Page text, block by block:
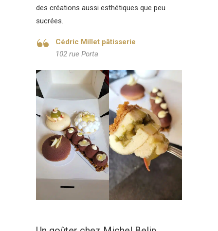
des créations aussi esthétiques que peu
sucrées.
Cédric Millet pâtisserie
102 rue Porta